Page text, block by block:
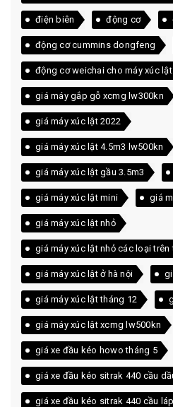
điện biên động cơ
động cơ cummins dongfeng
động cơ weichai cho máy xúc lật
giá máy gắp gỗ xcmg lw300kn
giá máy xúc lật 2022
giá máy xúc lật 4.5m3 lw500kn
giá máy xúc lật gầu 3.5m3
giá máy xúc lật mini giá
giá máy xúc lật nhỏ
giá máy xúc lật nhỏ các loại trên
giá máy xúc lật ở hà nội
giá máy xúc lật tháng 12
giá máy xúc lật xcmg lw500kn
giá xe đầu kéo howo tháng 5
giá xe đầu kéo sitrak 440 cầu
giá xe đầu kéo sitrak 440 cầu láp